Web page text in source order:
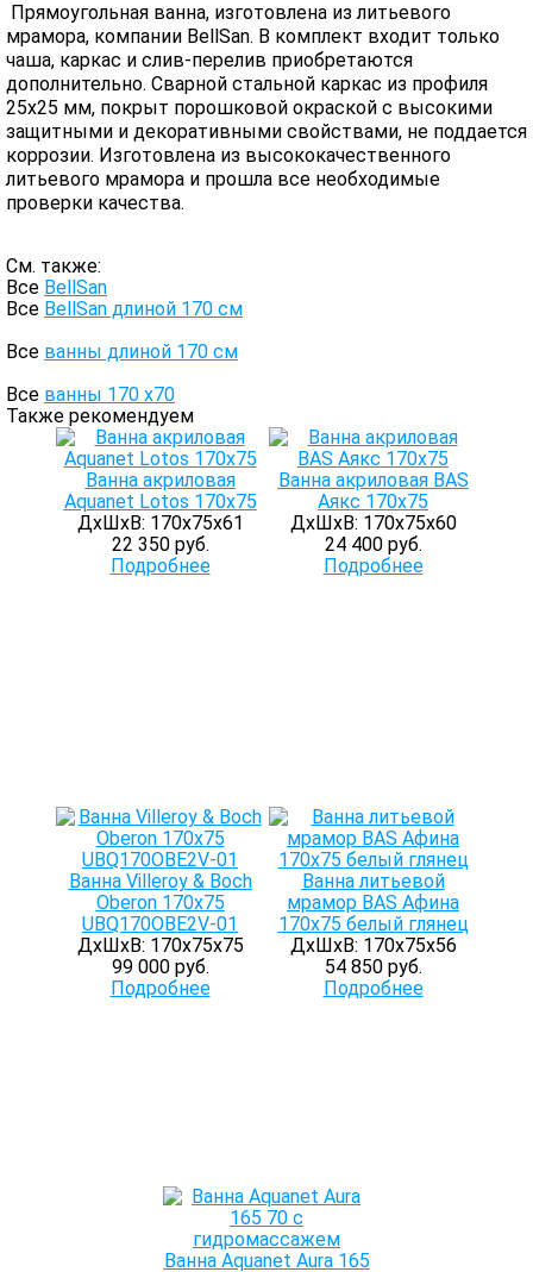
Прямоугольная ванна, изготовлена из литьевого
мрамора, компании BellSan. В комплект входит только
чаша, каркас и слив-перелив приобретаются
дополнительно. Сварной стальной каркас из профиля
25х25 мм, покрыт порошковой окраской с высокими
защитными и декоративными свойствами, не поддается
коррозии. Изготовлена из высококачественного
литьевого мрамора и прошла все необходимые
проверки качества.
См. также:
Все BellSan
Все BellSan длиной 170 см
Все ванны длиной 170 см
Все ванны 170 х70
Также рекомендуем
Ванна акриловая
Aquanet Lotos 170x75
ДхШхВ: 170х75х61
22 350 руб.
Подробнее
Ванна акриловая BAS
Аякс 170х75
ДхШхВ: 170х75х60
24 400 руб.
Подробнее
Ванна Villeroy & Boch
Oberon 170x75
UBQ170OBE2V-01
ДхШхВ: 170х75х75
99 000 руб.
Подробнее
Ванна литьевой
мрамор BAS Афина
170х75 белый глянец
ДхШхВ: 170х75х56
54 850 руб.
Подробнее
Ванна Aquanet Aura 165